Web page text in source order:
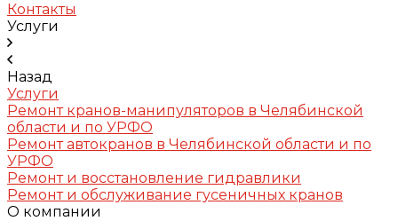
Контакты
Услуги
Назад
Услуги
Ремонт кранов-манипуляторов в Челябинской
области и по УРФО
Ремонт автокранов в Челябинской области и по
УРФО
Ремонт и восстановление гидравлики
Ремонт и обслуживание гусеничных кранов
О компании